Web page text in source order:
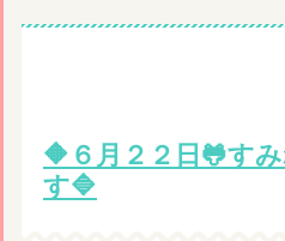
🔶６月２２日🐸す
す🔷